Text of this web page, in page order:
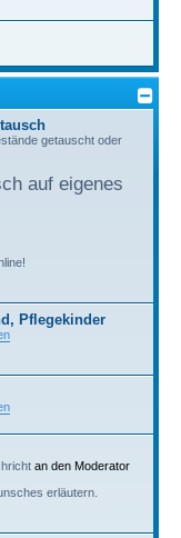
getauscht oder
auf eigenes
Pflegekinder
an den Moderator
erläutern.